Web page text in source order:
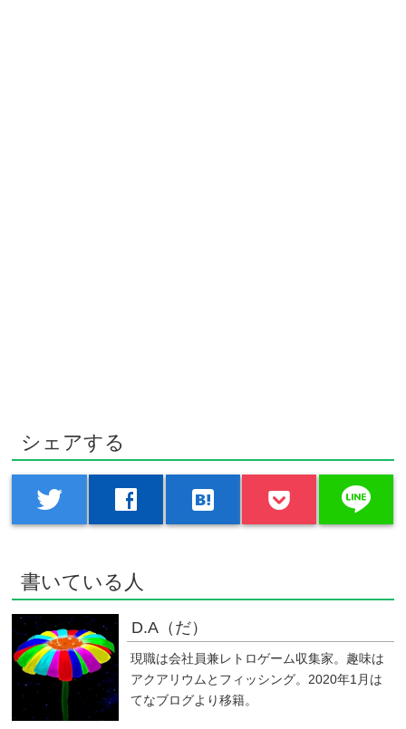
シェアする
twitter facebook hatenabookmark line
書いている人
D.A（だ）
現職は会社員兼レトロゲーム収集家。趣味は
アクアリウムとフィッシング。2020年1月は
てなブログより移籍。